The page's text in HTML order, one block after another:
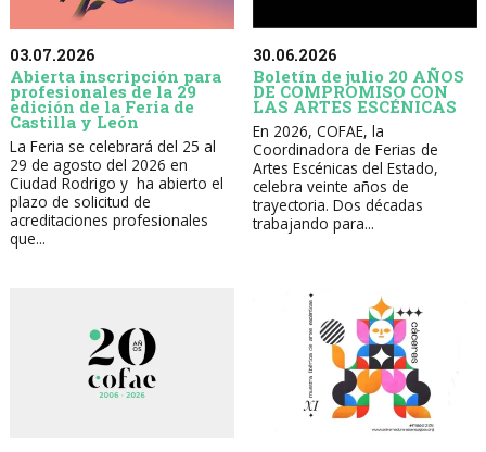
03.07.2026
Abierta inscripción para
profesionales de la 29
edición de la Feria de
Castilla y León
La Feria se celebrará del 25 al
29 de agosto del 2026 en
Ciudad Rodrigo y ha abierto el
plazo de solicitud de
acreditaciones profesionales
que...
30.06.2026
Boletín de julio 20 AÑOS
DE COMPROMISO CON
LAS ARTES ESCÉNICAS
En 2026, COFAE, la
Coordinadora de Ferias de
Artes Escénicas del Estado,
celebra veinte años de
trayectoria. Dos décadas
trabajando para...